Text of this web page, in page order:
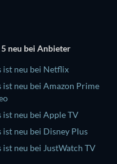
5 neu bei Anbieter
ist neu bei Netflix
ist neu bei Amazon Prime
ist neu bei Apple TV
ist neu bei Disney Plus
ist neu bei JustWatch TV